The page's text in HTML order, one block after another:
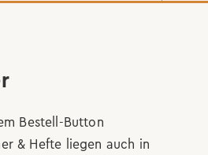
Bestell-Button
& Hefte liegen auch in